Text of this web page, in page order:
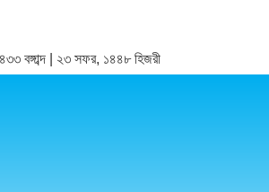
বঙ্গাব্দ | ২৩ সফর, ১৪৪৮ হিজরী